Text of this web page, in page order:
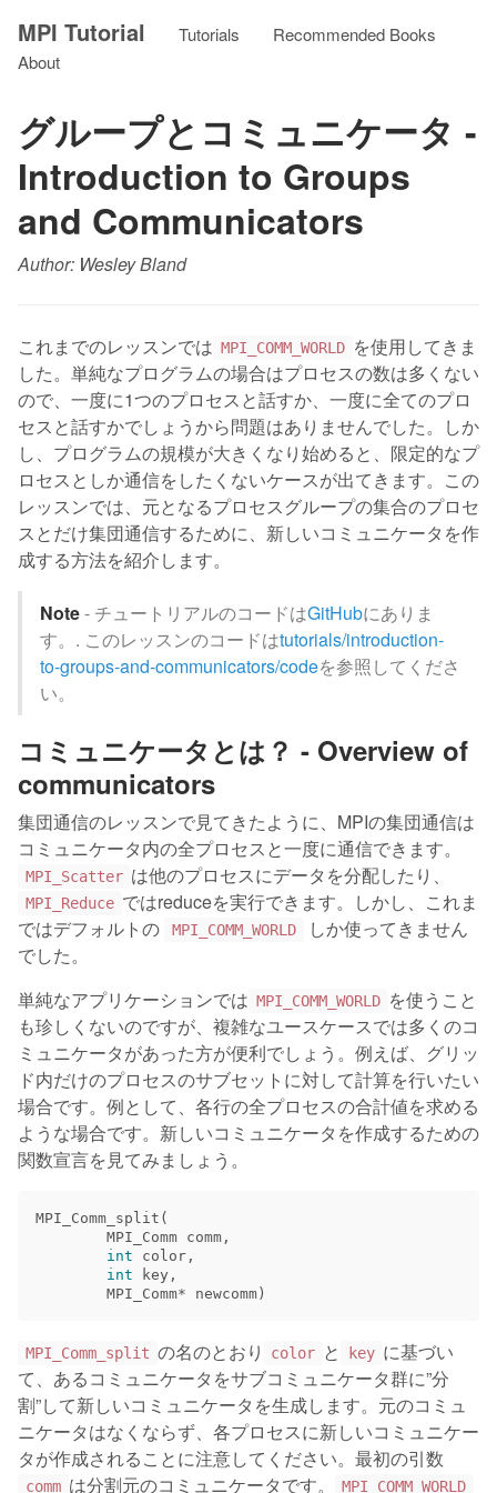
MPI Tutorial Tutorials
Recommended Books
About
グループとコミュニケータ -
Introduction to Groups
and Communicators
Author: Wesley Bland
これまでのレッスンでは MPI_COMM_WORLD を使用してきま
した。単純なプログラムの場合はプロセスの数は多くない
ので、一度に1つのプロセスと話すか、一度に全てのプロ
セスと話すかでしょうから問題はありませんでした。しか
し、プログラムの規模が大きくなり始めると、限定的なプ
ロセスとしか通信をしたくないケースが出てきます。この
レッスンでは、元となるプロセスグループの集合のプロセ
スとだけ集団通信するために、新しいコミュニケータを作
成する方法を紹介します。
Note- チュートリアルのコードはGitHubにありま
す。. このレッスンのコードはtutorials/introduction-
to-groups-and-communicators/codeを参照してくださ
い。
コミュニケータとは？ - Overview of
communicators
集団通信のレッスンで見てきたように、MPIの集団通信は
コミュニケータ内の全プロセスと一度に通信できます。
MPI_Scatter は他のプロセスにデータを分配したり、
MPI_Reduce ではreduceを実行できます。しかし、これま
ではデフォルトの
MPI_COMM_WORLD
しか使ってきません
でした。
単純なアプリケーションでは MPI_COMM_WORLD を使うこと
も珍しくないのですが、複雑なユースケースでは多くのコ
ミュニケータがあった方が便利でしょう。例えば、グリッ
ド内だけのプロセスのサブセットに対して計算を行いたい
場合です。例として、各行の全プロセスの合計値を求める
ような場合です。新しいコミュニケータを作成するための
関数宣言を見てみましょう。
MPI_Comm_split (
MPI_Comm comm ,
int
color ,
int
key ,
MPI_Comm* newcomm )
MPI_Comm_split の名のとおり color と key に基づい
て、あるコミュニケータをサブコミュニケータ群に”分
割”して新しいコミュニケータを生成します。元のコミュ
ニケータはなくならず、各プロセスに新しいコミュニケー
タが作成されることに注意してください。最初の引数
comm は分割元のコミュニケータです。 MPI_COMM_WORLD